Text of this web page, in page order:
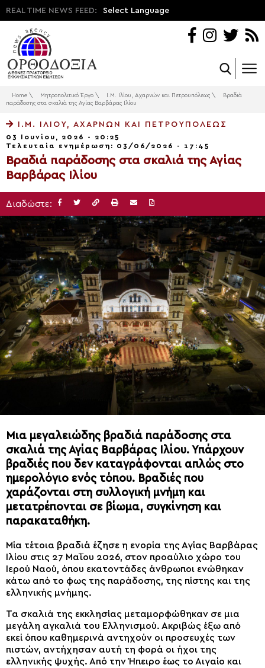
REAL TIME NEWS FEED: Select Language
Home \ Μητροπολιτικό Έργο \ Ι.Μ. Ιλίου, Αχαρνών και Πετρουπόλεως \
Βραδιά
παράδοσης στα σκαλιά της Αγίας Βαρβάρας Ιλίου
Ι.Μ. ΙΛΊΟΥ, ΑΧΑΡΝΏΝ ΚΑΙ ΠΕΤΡΟΥΠΌΛΕΩΣ
03 Ιουνίου, 2026 - 20:25
Τελευταία ενημέρωση: 03/06/2026 - 17:45
Βραδιά παράδοσης στα σκαλιά της Αγίας
Βαρβάρας Ιλίου
Διαδώστε:
Μια μεγαλειώδης βραδιά παράδοσης στα
σκαλιά της Αγίας Βαρβάρας Ιλίου. Υπάρχουν
βραδιές που δεν καταγράφονται απλώς στο
ημερολόγιο ενός τόπου. Βραδιές που
χαράζονται στη συλλογική μνήμη και
μετατρέπονται σε βίωμα, συγκίνηση και
παρακαταθήκη.
Μία τέτοια βραδιά έζησε η ενορία της Αγίας Βαρβάρας
Ιλίου στις 27 Μαΐου 2026, στον προαύλιο χώρο του
Ιερού Ναού, όπου εκατοντάδες άνθρωποι ενώθηκαν
κάτω από το φως της παράδοσης, της πίστης και της
ελληνικής μνήμης.
Τα σκαλιά της εκκλησίας μεταμορφώθηκαν σε μια
μεγάλη αγκαλιά του Ελληνισμού. Ακριβώς έξω από
εκεί όπου καθημερινά αντηχούν οι προσευχές των
πιστών, αντήχησαν αυτή τη φορά οι ήχοι της
ελληνικής ψυχής. Από την Ήπειρο έως το Αιγαίο και